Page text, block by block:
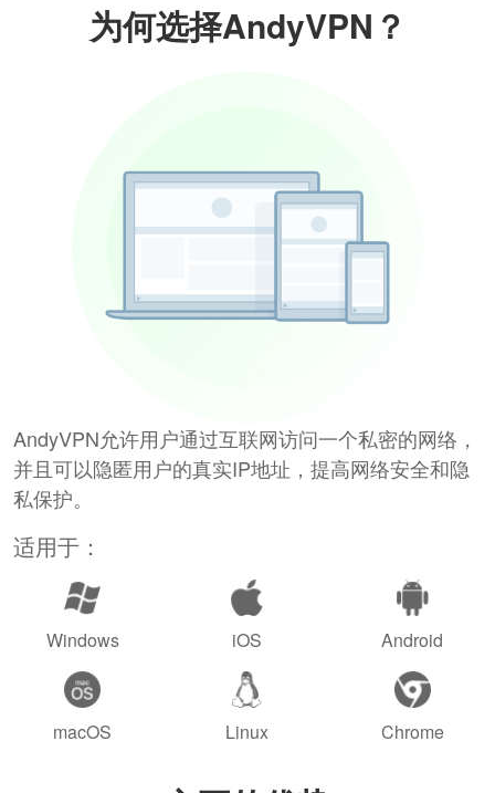
为何选择AndyVPN？
AndyVPN允许用户通过互联网访问一个私密的网络，
并且可以隐匿用户的真实IP地址，提高网络安全和隐
私保护。
适用于：
Windows iOS Android
macOS Linux Chrome